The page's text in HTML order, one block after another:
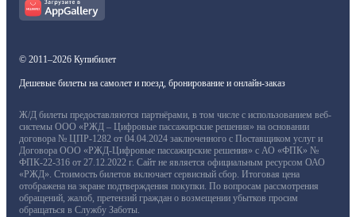
© 2011–2026 Купибилет
Дешевые билеты на самолет и поезд, бронирование и онлайн-заказ
Ж/Д билеты предоставляются партнёрами, в том числе с использованием веб-
системы ООО «РЖД – Цифровые пассажирские решения» на основании
договора № ЦПР-1282 от 04.04.2024 заключенного с Поставщиком услуг и
Договора ООО «РЖД-Цифровые пассажирские решения» с АО «ФПК» №
ФПК-22-316 от 27.12.2022 г. Сайт не является официальным ресурсом ОАО
«РЖД». Стоимость билетов включает сервисный сбор. Итоговая цена
отображена на экране подтверждения покупки. По вопросам рассмотрения
обращений, жалоб, претензий граждан о возмещении убытков просим
обращаться в Службу Заботы.